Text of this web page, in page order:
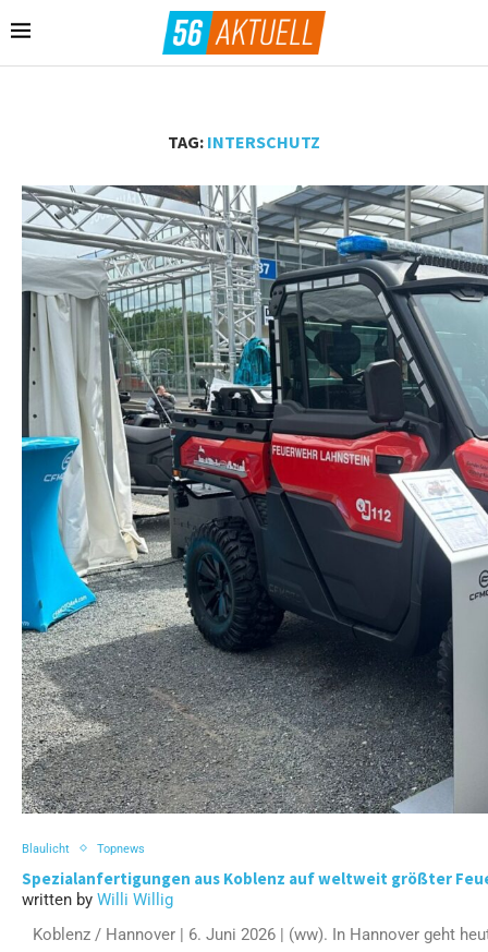
TAG: INTERSCHUTZ
Blaulicht Topnews
Spezialanfertigungen aus Koblenz auf weltweit größter
written by Willi Willig
Koblenz / Hannover | 6. Juni 2026 | (ww). In Hannover geht